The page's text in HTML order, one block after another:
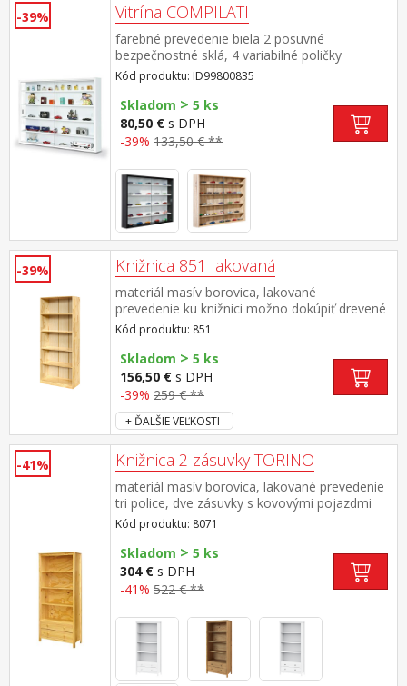
-39% Vitrína COMPILATI
farebné prevedenie biela 2 posuvné
bezpečnostné sklá, 4 variabilné poličky
Kód produktu: ID99800835
Skladom > 5 ks
80,50 € s DPH
-39% 133,50 € **
-39% Knižnica 851 lakovaná
materiál masív borovica, lakované
prevedenie ku knižnici možno dokúpiť drevené
dvierka 855 alebo 855K cena knižnice je bez
dvierok
Kód produktu: 851
Skladom > 5 ks
156,50 € s DPH
-39% 259 € **
+ ĎALŠIE VEĽKOSTI
-41% Knižnica 2 zásuvky TORINO
materiál masív borovica, lakované prevedenie
tri police, dve zásuvky s kovovými pojazdmi
Kód produktu: 8071
Skladom > 5 ks
304 € s DPH
-41% 522 € **